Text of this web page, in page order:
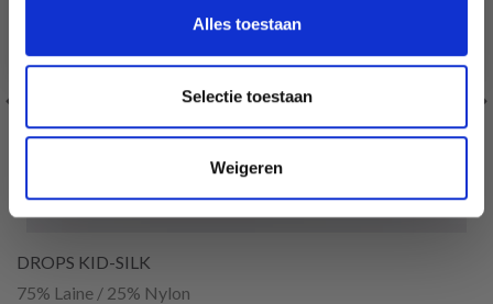
Alles toestaan
Selectie toestaan
Weigeren
DROPS KID-SILK
75% Laine / 25% Nylon